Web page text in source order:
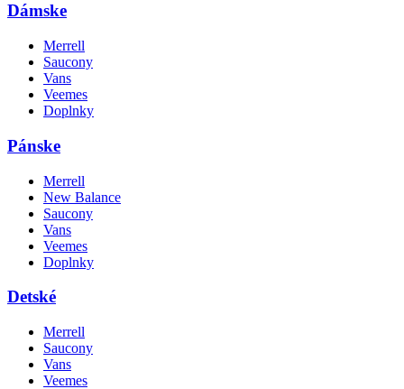
Dámske
Merrell
Saucony
Vans
Veemes
Doplnky
Pánske
Merrell
New Balance
Saucony
Vans
Veemes
Doplnky
Detské
Merrell
Saucony
Vans
Veemes